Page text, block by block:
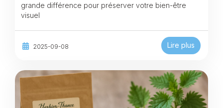
grande différence pour préserver votre bien-être
visuel
2025-09-08 Lire plus